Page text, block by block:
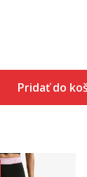
Pridať do